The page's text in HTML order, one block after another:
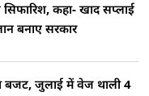
कहा- खाद सप्लाई
बनाए सरकार
बजट, जुलाई में वेज थाली 4